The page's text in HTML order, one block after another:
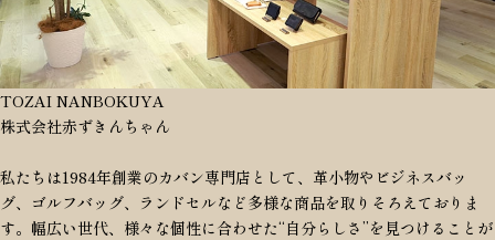
TOZAI NANBOKUYA
株式会社赤ずきんちゃん
私たちは1984年創業のカバン専門店として、革小物やビジネスバッ
グ、ゴルフバッグ、ランドセルなど多様な商品を取りそろえておりま
す。幅広い世代、様々な個性に合わせた“自分らしさ”を見つけることが